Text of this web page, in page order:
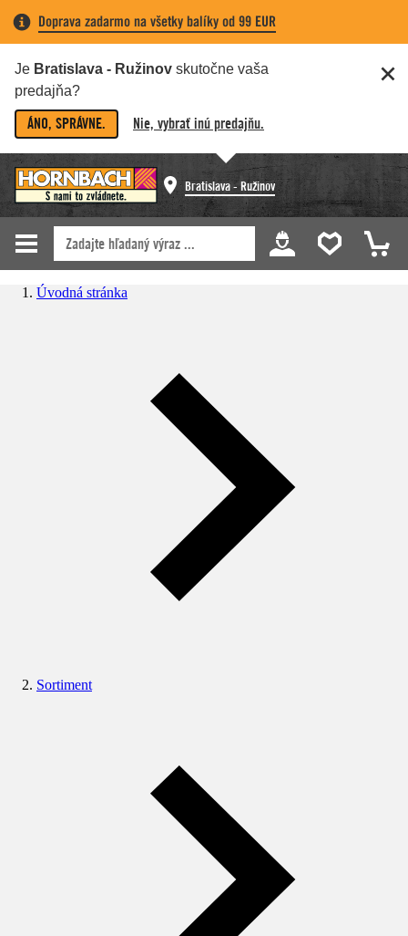
Doprava zadarmo na všetky balíky od 99 EUR
Je Bratislava - Ružinov skutočne vaša
predajňa?
ÁNO, SPRÁVNE. Nie, vybrať inú predajňu.
Bratislava - Ružinov
Úvodná stránka
Sortiment